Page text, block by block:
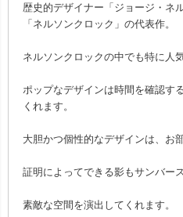
歴史的デザイナー「ジョージ・ネ
「ネルソンクロック」の代表作。
ネルソンクロックの中でも特に人
ポップなデザインは時間を確認す
くれます。
大胆かつ個性的なデザインは、お
証明によってできる影もサンバー
素敵な空間を演出してくれます。